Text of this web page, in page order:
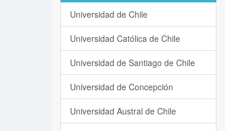
Universidad de Chile
Universidad Católica de Chile
Universidad de Santiago de Chile
Universidad de Concepción
Universidad Austral de Chile